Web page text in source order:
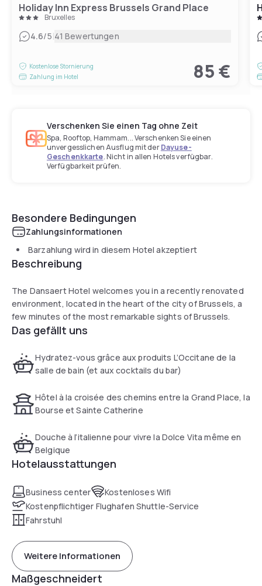
Holiday Inn Express Brussels Grand Place
Bruxelles
4.6/5|41 Bewertungen
Kostenlose Stornierung
Zahlung im Hotel
85 €
Verschenken Sie einen Tag ohne Zeit
Spa, Rooftop, Hammam... Verschenken Sie einen
unvergesslichen Ausflug mit derDayuse-
Geschenkkarte. Nicht in allen Hotels verfügbar.
Verfügbarkeit prüfen.
Besondere Bedingungen
Zahlungsinformationen
Barzahlung wird in diesem Hotel akzeptiert
Beschreibung
The Dansaert Hotel welcomes you in a recently renovated
environment, located in the heart of the city of Brussels, a
few minutes of the most remarkable sights of Brussels.
Das gefällt uns
Hydratez-vous grâce aux produits L’Occitane de la
salle de bain (et aux cocktails du bar)
Hôtel à la croisée des chemins entre la Grand Place, la
Bourse et Sainte Catherine
Douche à l’italienne pour vivre la Dolce Vita même en
Belgique
Hotelausstattungen
Business center
Kostenloses Wifi
Kostenpflichtiger Flughafen Shuttle-Service
Fahrstuhl
Weitere Informationen
Maßgeschneidert